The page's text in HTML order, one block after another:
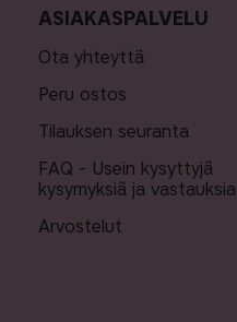
ASIAKASPALVELU
Ota yhteyttä
Peru ostos
Tilauksen seuranta
FAQ - Usein kysyttyjä
kysymyksiä ja vastauksia
Arvostelut